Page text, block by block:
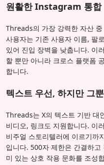
원활한 Instagram 통합
Threads의 가장 강력한 자산
사용자는 기존 사용자 이름, 팔
있어 진입 장벽을 낮춥니다. 이
할 뿐만 아니라 크로스 플랫폼
합니다.
텍스트 우선, 하지만 그
Threads는 X의 텍스트 기반 대
비디오, 링크도 지원합니다. 이
비주얼 스토리텔러에 이르기까
입니다. 500자 제한은 간결하
미 있는 상호 작용 문화를 조성